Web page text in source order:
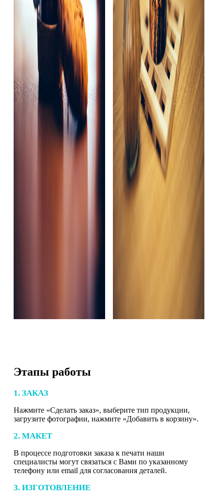
Этапы работы
1. ЗАКАЗ
Нажмите «Сделать заказ», выберите тип продукции,
загрузите фотографии, нажмите «Добавить в корзину».
2. МАКЕТ
В процессе подготовки заказа к печати наши
специалисты могут связаться с Вами по указанному
телефону или email для согласования деталей.
3. ИЗГОТОВЛЕНИЕ